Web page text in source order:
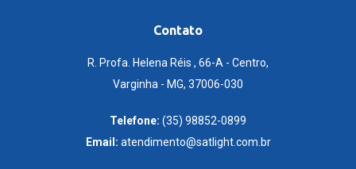
Contato
R. Profa. Helena Réis , 66-A - Centro,
Varginha - MG, 37006-030
Telefone: (35) 98852-0899
Email: atendimento@satlight.com.br